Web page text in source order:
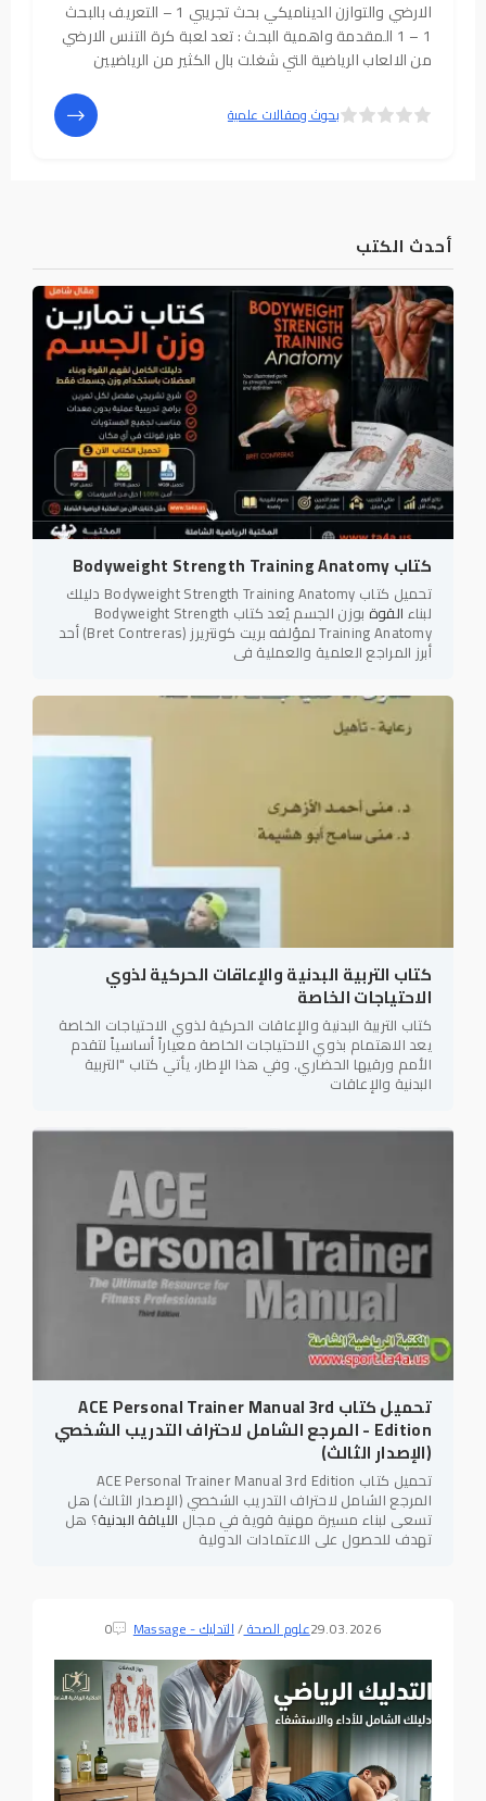
أحدث الكتب
كتاب Bodyweight Strength Training Anatomy
تحميل كتاب Bodyweight Strength Training Anatomy دليلك
لبناء القوة بوزن الجسم يُعد كتاب Bodyweight Strength
Training Anatomy لمؤلفه بريت كونتريرز (Bret Contreras) أحد
أبرز المراجع العلمية والعملية في
كتاب التربية البدنية والإعاقات الحركية لذوي
الاحتياجات الخاصة
كتاب التربية البدنية والإعاقات الحركية لذوي الاحتياجات الخاصة
يعد الاهتمام بذوي الاحتياجات الخاصة معياراً أساسياً لتقدم
الأمم ورقيها الحضاري. وفي هذا الإطار، يأتي كتاب "التربية
البدنية والإعاقات
تحميل كتاب ACE Personal Trainer Manual 3rd
Edition - المرجع الشامل لاحتراف التدريب الشخصي
(الإصدار الثالث)
تحميل كتاب ACE Personal Trainer Manual 3rd Edition
المرجع الشامل لاحتراف التدريب الشخصي (الإصدار الثالث) هل
تسعى لبناء مسيرة مهنية قوية في مجال اللياقة البدنية؟ هل
تهدف للحصول على الاعتمادات الدولية
29.03.2026علوم الصحة/التدليك - Massage 0
الارضي والتوازن الديناميكي بحث تجريبي 1 – التعريف بالبحث
1 – 1 المقدمة واهمية البحث : تعد لعبة كرة التنس الارضي
من الالعاب الرياضية التي شغلت بال الكثير من الرياضيين
قوية اضافة الى قابليةبحوث ومقالات علمية